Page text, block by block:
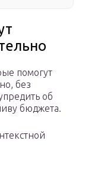
помогут
без
об
бюджета.